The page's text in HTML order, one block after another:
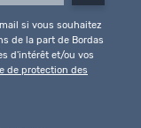
si vous souhaitez
de la part de Bordas
d'intérêt et/ou vos
de protection des